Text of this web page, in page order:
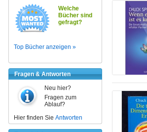
Welche
Bücher sind
gefragt?
Top Bücher anzeigen »
Fragen & Antworten
Neu hier?
Fragen zum
Ablauf?
Hier finden Sie Antworten